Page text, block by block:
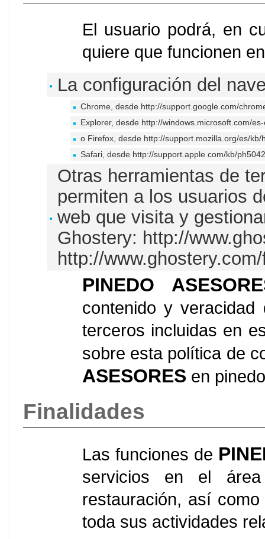
El usuario podrá, en
quiere que funcionen
La configuración del
Chrome, desde http://support.google.com/
Explorer, desde http://windows.microsoft.com/
o Firefox, desde http://support.mozilla.org/es/
Safari, desde http://support.apple.com/kb/ph5042
Otras herramientas de
permiten a los usuarios
web que visita y
Ghostery: http://
http://
PINEDO
contenido y
terceros incluidas en
sobre esta política de
ASESORES en
Finalidades
Las funciones de
servicios en el
restauración, así
toda sus actividades